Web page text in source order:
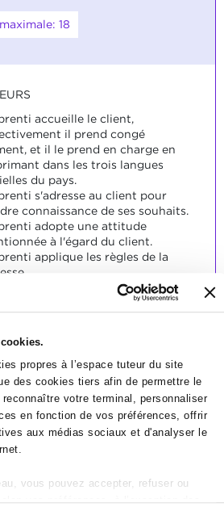
propres à l’espace tuteur du site
des cookies tiers afin de permettre le
votre terminal, personnaliser
en fonction de vos préférences, offrir
aux médias sociaux et d'analyser le
vous pouvez accepter, refuser ou
18
accueille le client,
il prend congé
et il le prend en charge en
dans les trois langues
du pays.
s'adresse au client pour
connaissance de ses souhaits.
adopte une attitude
à l'égard du client.
applique les règles de la
organise le temps d'attente
a identifié le souhait du
de l'apprenti correspondait
de l'entreprise.
était satisfait.